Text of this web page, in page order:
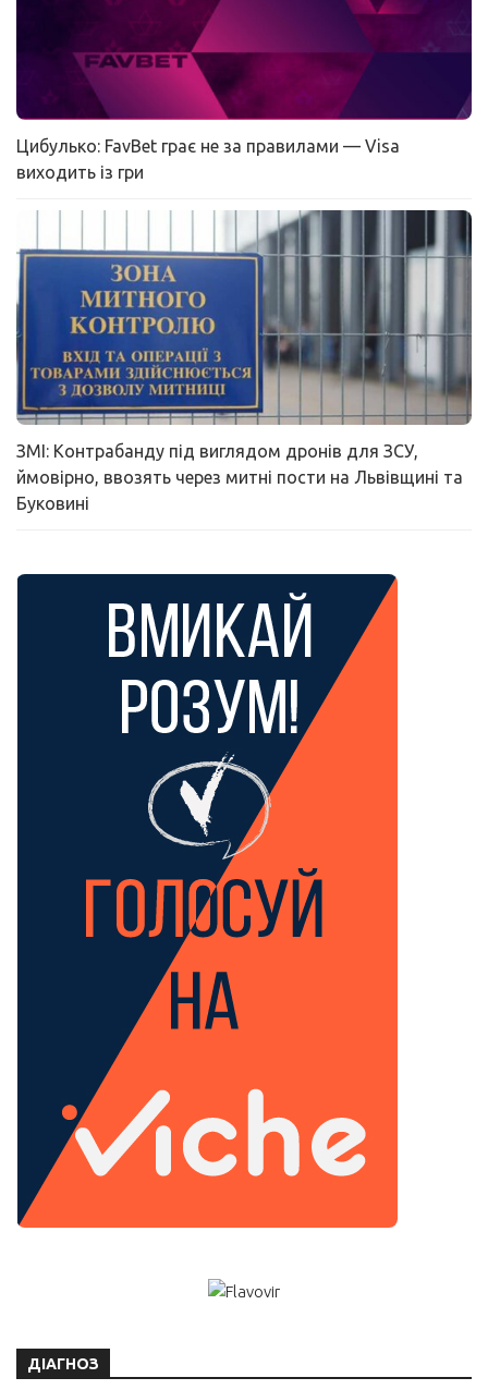
Цибулько: FavBet грає не за правилами — Visa
виходить із гри
ЗМІ: Контрабанду під виглядом дронів для ЗСУ,
ймовірно, ввозять через митні пости на Львівщині та
Буковині
ДІАГНОЗ